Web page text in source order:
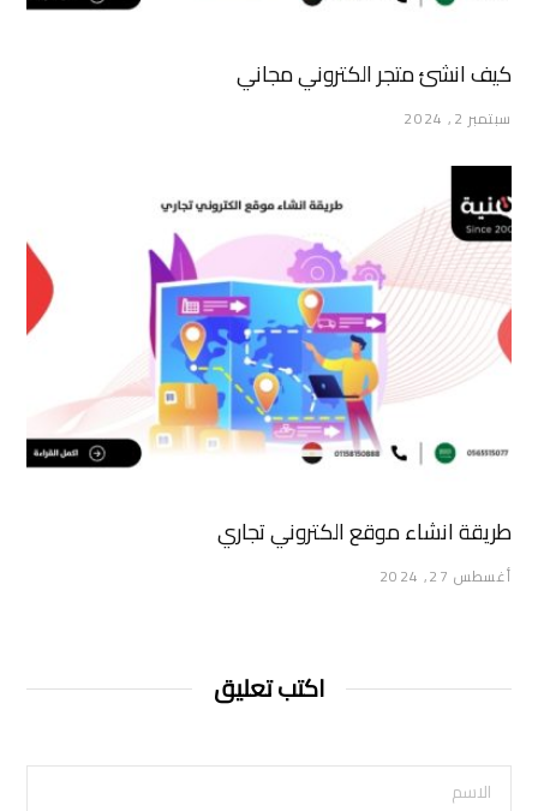
كيف انشئ متجر الكتروني مجاني
سبتمبر 2, 2024
طريقة انشاء موقع الكتروني تجاري
أغسطس 27, 2024
اكتب تعليق